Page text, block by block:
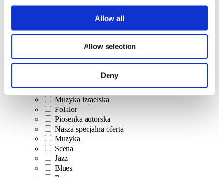
Allow all
Allow selection
Deny
Muzyka klasyczna
Muzyka rockowa
Jazz i Blues
Muzyka izraelska
Folklor
Piosenka autorska
Nasza specjalna oferta
Muzyka
Scena
Jazz
Blues